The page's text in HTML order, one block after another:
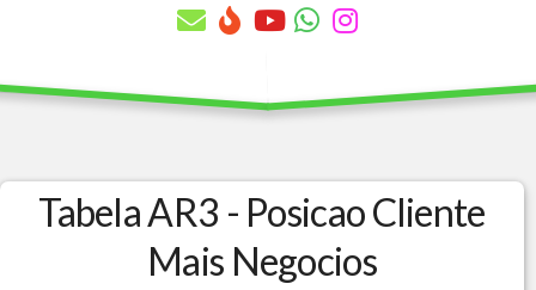
Tabela AR3 - Posicao Cliente
Mais Negocios